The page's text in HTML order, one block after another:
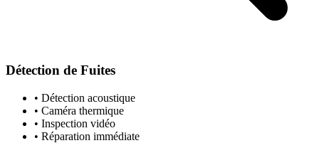
Détection de Fuites
• Détection acoustique
• Caméra thermique
• Inspection vidéo
• Réparation immédiate